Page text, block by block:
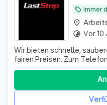
local_offer Immer
Wir bieten schnelle,
fairen Preisen. Zum
einfach kurz eine Nachricht. Unsere Leistungen auf einen
Blick ✅ ✔ Privatumzüge
✔Haushaltsauflösungen ✔ Firmen- und Büroumzüge ✔
Seniorenumzüge ✔ Nah-
place
timelapse Vor